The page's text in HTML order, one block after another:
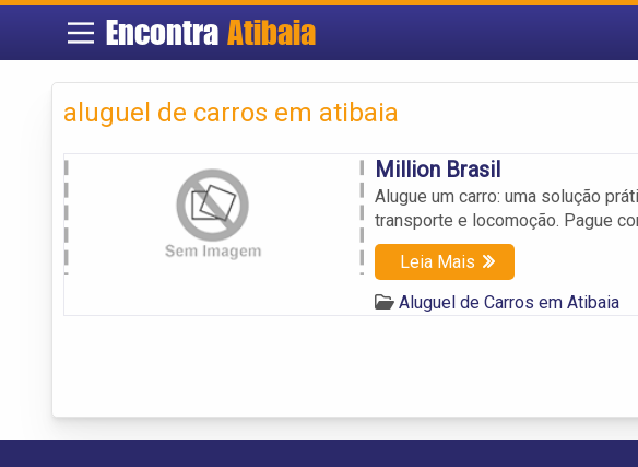
EncontraAtibaia
aluguel de carros em atibaia
Million Brasil
Alugue um carro: uma solução
transporte e locomoção. Pague
Leia Mais
Aluguel de Carros em Atibaia